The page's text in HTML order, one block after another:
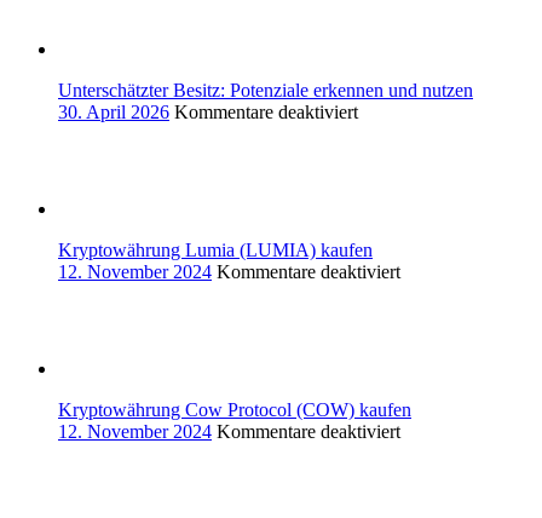
Unterschätzter Besitz: Potenziale erkennen und nutzen
30. April 2026 Kommentare deaktiviertfür
Kryptowährung Lumia (LUMIA) kaufen
12. November 2024 Kommentare deaktiviertfür
Kryptowährung Cow Protocol (COW) kaufen
12. November 2024 Kommentare deaktiviertfür